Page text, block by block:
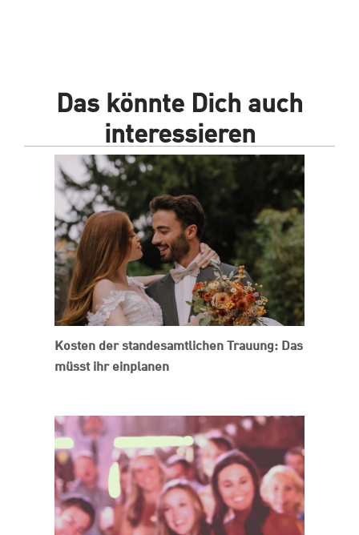
Das könnte Dich auch
interessieren
Kosten der standesamtlichen Trauung: Das
müsst ihr einplanen